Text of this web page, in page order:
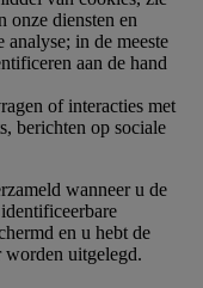
onze diensten en
analyse; in de meeste
aan de hand
of interacties met
berichten op sociale
wanneer u de
en u hebt de
worden uitgelegd.